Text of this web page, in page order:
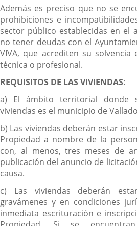
Además es preciso que no se
prohibiciones e
sector público establecidas en el
no tener deudas con el
VIVA, que acrediten su solvencia
técnica o profesional.
REQUISITOS DE LAS VIVIENDAS:
a) El ámbito territorial donde
viviendas es el municipio de
b) Las viviendas deberán estar
Propiedad a nombre de la
con, al menos, tres meses de
publicación del anuncio de
causa.
c) Las viviendas deberán
gravámenes y en condiciones
inmediata escrituración e